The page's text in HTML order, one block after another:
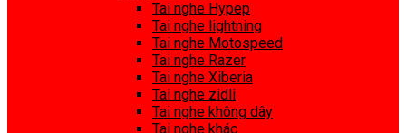
Tai nghe Hypep
Tai nghe lightning
Tai nghe Motospeed
Tai nghe Razer
Tai nghe Xiberia
Tai nghe zidli
Tai nghe không dây
Tai nghe khác